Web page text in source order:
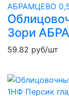
Зори
59.82 руб/шт